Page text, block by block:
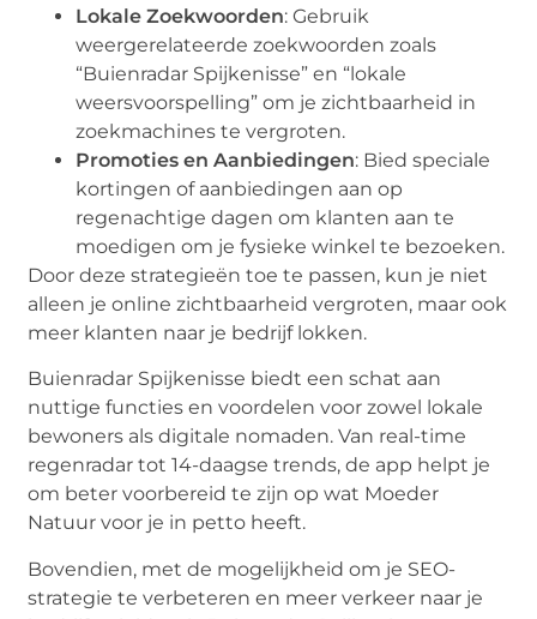
Lokale Zoekwoorden: Gebruik
weergerelateerde zoekwoorden zoals
“Buienradar Spijkenisse” en “lokale
weersvoorspelling” om je zichtbaarheid in
zoekmachines te vergroten.
Promoties en Aanbiedingen: Bied speciale
kortingen of aanbiedingen aan op
regenachtige dagen om klanten aan te
moedigen om je fysieke winkel te bezoeken.
Door deze strategieën toe te passen, kun je niet
alleen je online zichtbaarheid vergroten, maar ook
meer klanten naar je bedrijf lokken.
Buienradar Spijkenisse biedt een schat aan
nuttige functies en voordelen voor zowel lokale
bewoners als digitale nomaden. Van real-time
regenradar tot 14-daagse trends, de app helpt je
om beter voorbereid te zijn op wat Moeder
Natuur voor je in petto heeft.
Bovendien, met de mogelijkheid om je SEO-
strategie te verbeteren en meer verkeer naar je